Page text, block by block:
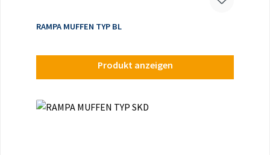
RAMPA MUFFEN TYP BL
Produkt anzeigen